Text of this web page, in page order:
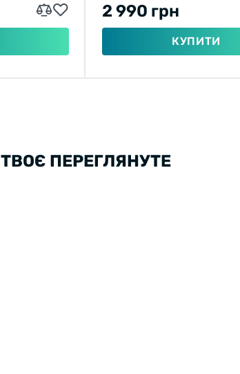
2 990 грн
КУПИТИ
ТВОЄ ПЕРЕГЛЯНУТЕ